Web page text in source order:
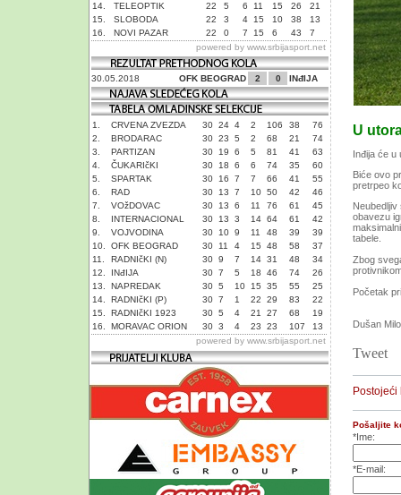
14.
TELEOPTIK 22 5 6 11 15 26
21
15.
SLOBODA 22 3 4 15 10 38
13
16.
NOVI PAZAR 22 0 7 15 6 43
7
powered by www.srbijasport.net
30.05.2018 OFK BEOGRAD 2 0 INđIJA
1. CRVENA ZVEZDA 30 24 4 2 106 38
76
2.
BRODARAC 30 23 5 2 68 21
74
3.
PARTIZAN 30 19 6 5 81 41
63
4.
ČUKARIčKI 30 18 6 6 74 35
60
5.
SPARTAK 30 16 7 7 66 41
55
6.
RAD 30 13 7 10 50 42
46
7.
VOžDOVAC 30 13 6 11 76 61
45
8.
INTERNACIONAL 30 13 3 14 64 61
42
9.
VOJVODINA 30 10 9 11 48 39
39
10.
OFK BEOGRAD 30 11 4 15 48 58
37
11.
RADNIčKI (N) 30 9 7 14 31 48
34
12.
INđIJA 30 7 5 18 46 74
26
13.
NAPREDAK 30 5 10 15 35 55
25
14.
RADNIčKI (P) 30 7 1 22 29 83
22
15.
RADNIčKI 1923 30 5 4 21 27 68
19
16.
MORAVAC ORION 30 3 4 23 23 107
13
powered by www.srbijasport.net
U
Inđija će u
Biće ovo
pretrpeo
obavezu
tabele.
Zbog
Početak
Dušan
Tweet
Postojeći
Pošaljite
*Ime:
*E-mail: